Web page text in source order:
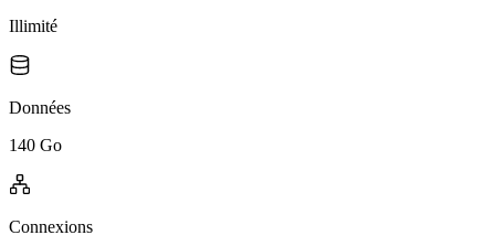
Illimité
Données
140 Go
Connexions